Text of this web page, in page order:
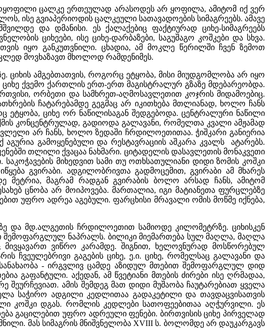
ცალკე ერთეულად არასოდეს არ ყოფილა, ამიტომ იქ ვერ
ისე გვიაპერიოდის ცალკეული სათავადოების სიმაგრეებს. ამავე
და დმანისი. ეს ქალაქებიც ფაქტიურად ციხე-სიმაგრეებს
ციხეები, ისე ციხე-დარბაზები, საგუშაგო კოშკები და სხვა.
იყო განკუთვნილი. ცხადია, ამ მოკლე წერილში ჩვენ ზემოთ
მოვხაზავთ მხოლოდ რამდენიმეს.
ციხის ამგებთათვის, როგორც ეტყობა, მისი მიუდგომლობა არ იყო
ქვემო ქართლის ერთ-ერთ მაგისტრალურ გზაზე მდებარეობდა.
ორბეთი და სამხრეთ-აღმოსავლეთით კოჯრის მიდამოებიც.
ჩატარებამდე გეგმაც არ იკითხება მთლიანად, ხოლო ჩანს
ეტყობა, ციხე ორ ნაწილისაგან შედგებოდა. ცენტრალური ნაწილი
კონცენტრულად, გადიოდა გალავანი, რომელთა კვალი ამჟამად
არ ჩანს, ხოლო ზედაში ჩრდილოეთითაა. ჭიშკარი განიერია
გამოყენებული და რესტავრაციის აშკარა კვალს ატარებს.
თლილი ქვაცაა ნახმარი. ციტადელის დასავლეთის მონაკვეთი
მიხედვით სამი თუ ოთხსათულიანი დიდი ზომის კოშკი
გვირაბი. ადგილობრივთა გადმოცემით, გვირაბი ამ მხარეს
მეტრია, მაგრამ რადგან გვირაბის ბოლო არსად ჩანს, ამიტომ
ცნობა არ მოიპოვება. მართალია, იგი მატიანეთა ფურცლებზე
უფრო ადრეა აგებული. ფარცხისი მრავალი ომის მოწმე იქნება,
და მდ.ალგეთის ჩრდილოეთით სამიოდე კილომეტრზე. ციხისკენ
შემოფარგლულ ნაპრალს. ბილიკი მიემართება სულ მაღლა, მაღლა
ვიწრო კარამდე. შიგნით, ხელოვნურად მოსწორებულ
ჩვეულებრივი გაგების ციხე, ე.ი. ციხე, რომელსაც გალავანი და
სანახაობა - ირგვლივ ცამდე აზიდულ მთებით შემოფარგლულ დიდ
გაფანტული. აქედან, ამ წვეტიანი მთების ძირები ისე ღრმადაა,
შეურჩევიათ. ამის შემდეგ მათ დიდი მუშაობა ჩაუტარებიათ ყველა
საჭირო ადგილი კედლითაა გადაკეტილი და თავდაცვისათვის
კოშკი დგას. რომლის კედლები სათოფეებითაა აღჭურვილი. ეს
გაცილებით უფრო ადრეული ფენები. ბირთვისის ციხე პირველად
მას სიმაგრის მნიშვნელობა XVIII ს. ბოლომდე არ დაუკარგავს